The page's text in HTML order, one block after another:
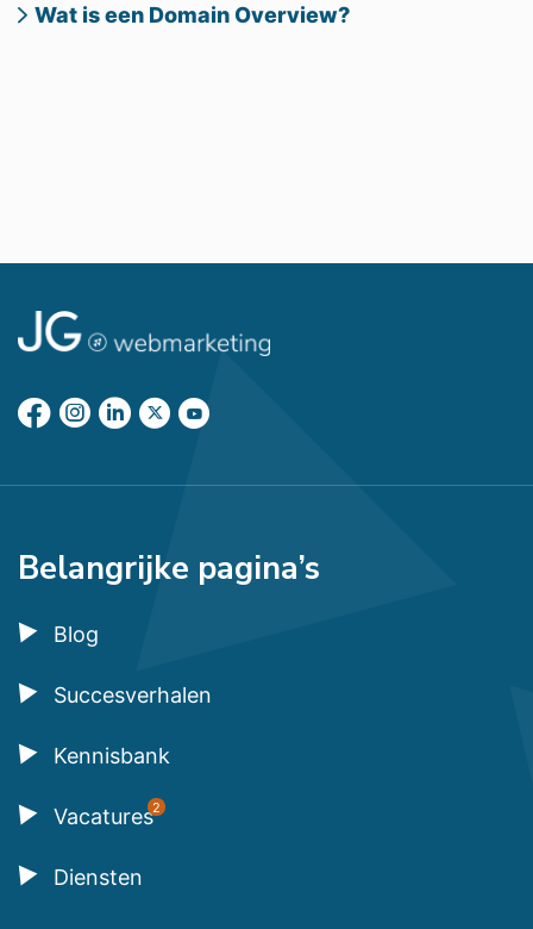
Wat is een Domain Overview?
Belangrijke pagina’s
Blog
Succesverhalen
Kennisbank
Vacatures2
Diensten